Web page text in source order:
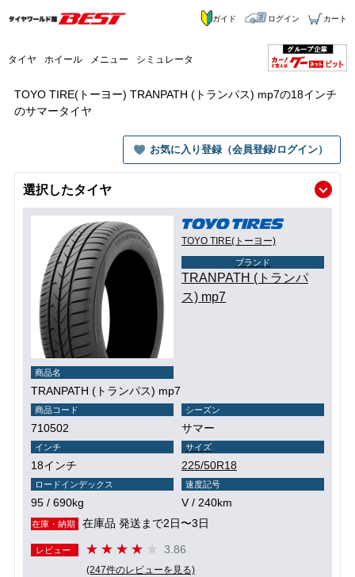
タイヤ ホイール メニュー シミュレータ
ガイド ログイン カート
TOYO TIRE(トーヨー) TRANPATH (トランパス) mp7の18インチ
のサマータイヤ
お気に入り登録（会員登録/ログイン）
選択したタイヤ
TOYO TIRE(トーヨー)
ブランド
TRANPATH (トランパ
ス) mp7
商品名
TRANPATH (トランパス) mp7
商品コード
710502
シーズン
サマー
インチ
18インチ
サイズ
225/50R18
ロードインデックス
95 / 690kg
速度記号
V / 240km
在庫・納期 在庫品 発送まで2日〜3日
レビュー 3.86
(247件のレビューを見る)